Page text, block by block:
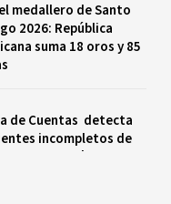
medallero de Santo
2026: República
suma 18 oros y 85
de Cuentas detecta
incompletos de
por RD$16,600